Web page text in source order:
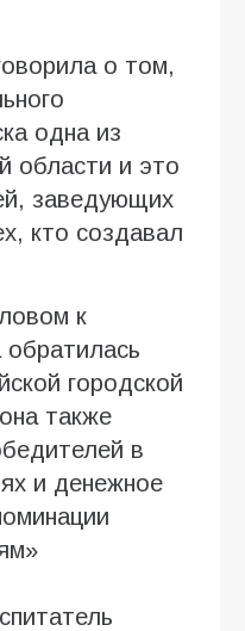
о том,
одна из
области и это
заведующих
кто создавал
к
обратилась
городской
также
в
и денежное